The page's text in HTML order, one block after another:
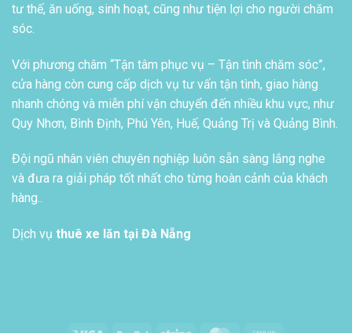
tư thế, ăn uống, sinh hoạt, cũng như tiện lợi cho người chăm
sóc.
Với phương châm “Tận tâm phục vụ – Tận tình chăm sóc”,
cửa hàng còn cung cấp dịch vụ tư vấn tận tình, giao hàng
nhanh chóng và miễn phí vận chuyển đến nhiều khu vực, như
Quy Nhơn, Bình Định, Phú Yên, Huế, Quảng Trị và Quảng Bình.
Đội ngũ nhân viên chuyên nghiệp luôn sẵn sàng lắng nghe
và đưa ra giải pháp tốt nhất cho từng hoàn cảnh của khách
hàng..
Dịch vụ thuê xe lăn tại Đà Nẵng